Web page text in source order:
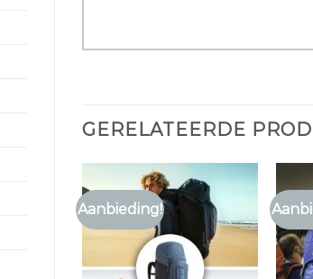
GERELATEERDE
Aanbieding!